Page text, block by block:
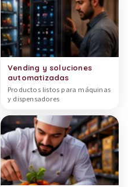
Vending y soluciones
automatizadas
Productos listos para máquinas
y dispensadores